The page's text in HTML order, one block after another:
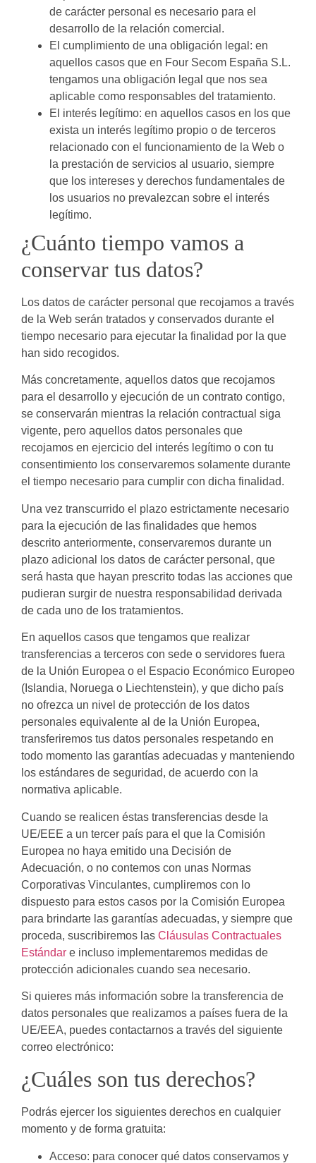
de carácter personal es necesario para el
desarrollo de la relación comercial.
El cumplimiento de una obligación legal: en
aquellos casos que en Four Secom España S.L.
tengamos una obligación legal que nos sea
aplicable como responsables del tratamiento.
El interés legítimo: en aquellos casos en los que
exista un interés legítimo propio o de terceros
relacionado con el funcionamiento de la Web o
la prestación de servicios al usuario, siempre
que los intereses y derechos fundamentales de
los usuarios no prevalezcan sobre el interés
legítimo.
¿Cuánto tiempo vamos a
conservar tus datos?
Los datos de carácter personal que recojamos a través
de la Web serán tratados y conservados durante el
tiempo necesario para ejecutar la finalidad por la que
han sido recogidos.
Más concretamente, aquellos datos que recojamos
para el desarrollo y ejecución de un contrato contigo,
se conservarán mientras la relación contractual siga
vigente, pero aquellos datos personales que
recojamos en ejercicio del interés legítimo o con tu
consentimiento los conservaremos solamente durante
el tiempo necesario para cumplir con dicha finalidad.
Una vez transcurrido el plazo estrictamente necesario
para la ejecución de las finalidades que hemos
descrito anteriormente, conservaremos durante un
plazo adicional los datos de carácter personal, que
será hasta que hayan prescrito todas las acciones que
pudieran surgir de nuestra responsabilidad derivada
de cada uno de los tratamientos.
En aquellos casos que tengamos que realizar
transferencias a terceros con sede o servidores fuera
de la Unión Europea o el Espacio Económico Europeo
(Islandia, Noruega o Liechtenstein), y que dicho país
no ofrezca un nivel de protección de los datos
personales equivalente al de la Unión Europea,
transferiremos tus datos personales respetando en
todo momento las garantías adecuadas y manteniendo
los estándares de seguridad, de acuerdo con la
normativa aplicable.
Cuando se realicen éstas transferencias desde la
UE/EEE a un tercer país para el que la Comisión
Europea no haya emitido una Decisión de
Adecuación, o no contemos con unas Normas
Corporativas Vinculantes, cumpliremos con lo
dispuesto para estos casos por la Comisión Europea
para brindarte las garantías adecuadas, y siempre que
proceda, suscribiremos las Cláusulas Contractuales
Estándar e incluso implementaremos medidas de
protección adicionales cuando sea necesario.
Si quieres más información sobre la transferencia de
datos personales que realizamos a países fuera de la
UE/EEA, puedes contactarnos a través del siguiente
correo electrónico:
¿Cuáles son tus derechos?
Podrás ejercer los siguientes derechos en cualquier
momento y de forma gratuita:
Acceso: para conocer qué datos conservamos y